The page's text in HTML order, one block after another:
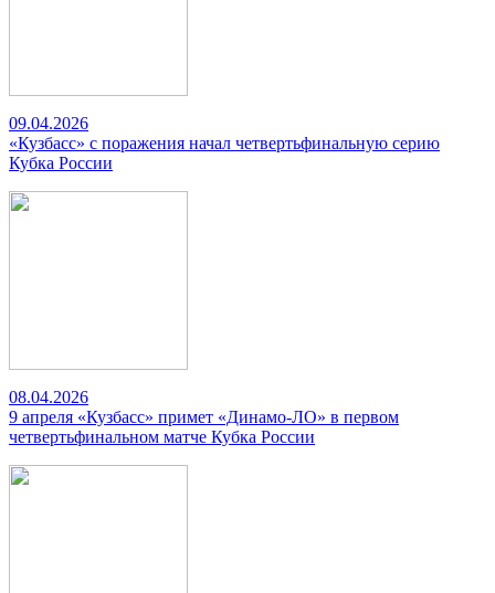
09.04.2026
«Кузбасс» с поражения начал четвертьфинальную серию
Кубка России
08.04.2026
9 апреля «Кузбасс» примет «Динамо-ЛО» в первом
четвертьфинальном матче Кубка России